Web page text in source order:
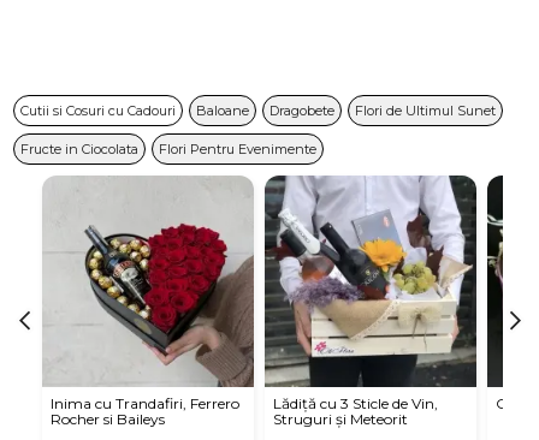
Cutii si Cosuri cu Cadouri Baloane Dragobete Flori de Ultimul Sunet
Fructe in Ciocolata Flori Pentru Evenimente
Inima cu Trandafiri, Ferrero
Rocher si Baileys
Lădiță cu 3 Sticle de Vin,
Struguri și Meteorit
Cutie